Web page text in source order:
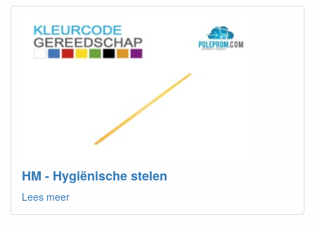
HM - Hygiënische stelen
Lees meer